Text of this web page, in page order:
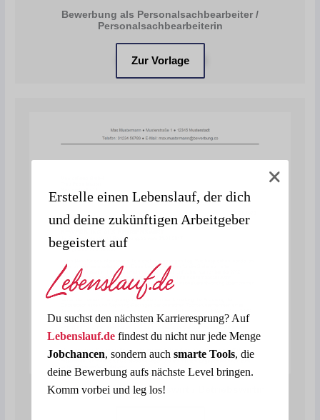
Bewerbung als Personalsachbearbeiter /
Personalsachbearbeiterin
Zur Vorlage
Bewerbung als Betriebswirt / Betriebswirtin
Erstelle einen Lebenslauf, der dich
und deine zukünftigen Arbeitgeber
begeistert auf
Du suchst den nächsten Karrieresprung? Auf
Lebenslauf.defindest du nicht nur jede Menge
Jobchancen, sondern auch smarte Tools, die
deine Bewerbung aufs nächste Level bringen.
Komm vorbei und leg los!